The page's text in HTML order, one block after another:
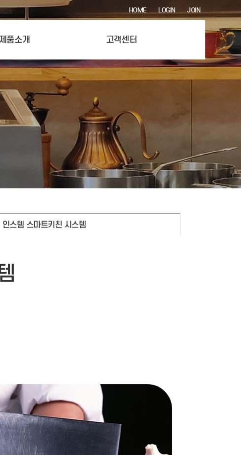
HOME LOGIN JOIN
제품소개
인덕션 시스템
주문제작 시스템
그리들 시스템
전기주방 시스템
멀티존 시스템
고객센터
공지사항
자주 묻는 질문
A/S 신청
인스템 스마트키친 시스템